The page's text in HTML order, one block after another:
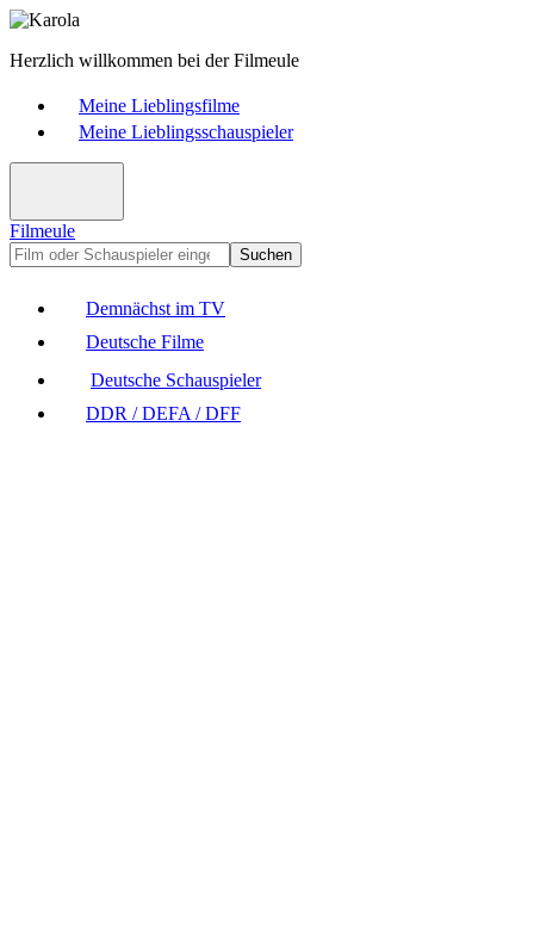
Herzlich willkommen bei der Filmeule
Meine Lieblingsfilme
Meine Lieblingsschauspieler
Filmeule
Suchen
Demnächst im TV
Deutsche Filme
Deutsche Schauspieler
DDR / DEFA / DFF